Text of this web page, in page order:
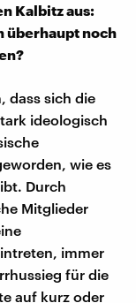
Kalbitz aus:
überhaupt noch
dass sich die
ideologisch
wie es
Durch
Mitglieder
immer
für die
auf kurz oder